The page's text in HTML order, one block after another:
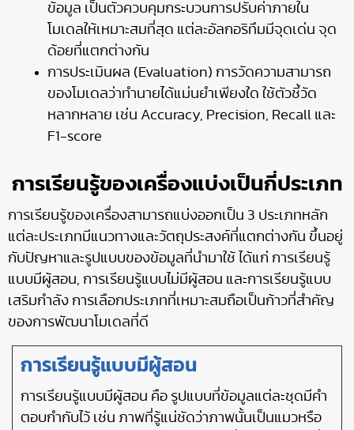
ข้อมูล เป็นตัวควบคุมกระบวนการปรับค่าภายใน
โมเดลให้เหมาะสมที่สุด แต่ละอัลกอริทึมมีจุดเด่น จุด
ด้อยที่แตกต่างกัน
การประเมินผล (Evaluation) การวัดความสามารถ
ของโมเดลว่าทำนายได้แม่นยำเพียงใด ใช้ตัวชี้วัด
หลากหลาย เช่น Accuracy, Precision, Recall และ
F1-score
การเรียนรู้ของเครื่องแบ่งเป็นกี่ประเภท
การเรียนรู้ของเครื่องสามารถแบ่งออกเป็น 3 ประเภทหลัก
แต่ละประเภทมีแนวทางและวัตถุประสงค์ที่แตกต่างกัน ขึ้นอยู่
กับปัญหาและรูปแบบของข้อมูลที่นำมาใช้ ได้แก่ การเรียนรู้
แบบมีผู้สอน, การเรียนรู้แบบไม่มีผู้สอน และการเรียนรู้แบบ
เสริมกำลัง การเลือกประเภทที่เหมาะสมถือเป็นก้าวที่สำคัญ
ของการพัฒนาโมเดลที่ดี
การเรียนรู้แบบมีผู้สอน
การเรียนรู้แบบมีผู้สอน คือ รูปแบบที่ข้อมูลแต่ละชุดมีคำ
ตอบกำกับไว้ เช่น ภาพที่รู้แน่ชัดว่าภาพนั้นเป็นแมวหรือ